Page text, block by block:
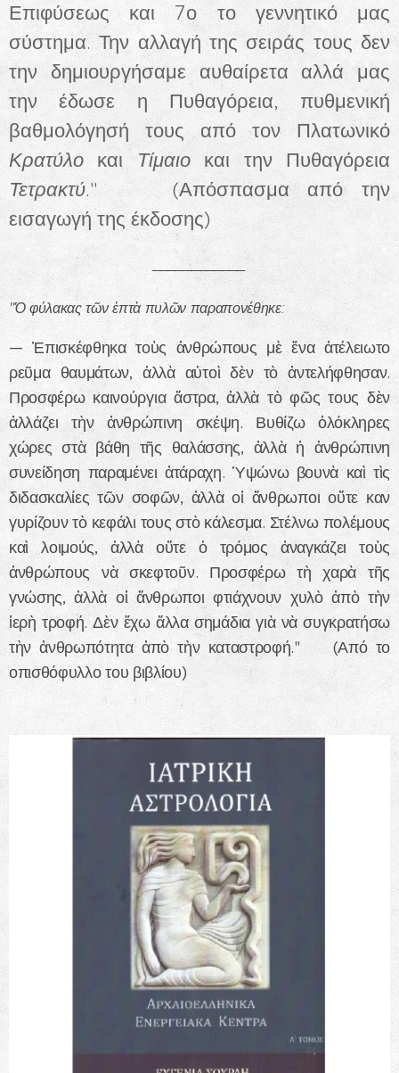
Επιφύσεως και 7ο το γεννητικό μας
σύστημα. Την αλλαγή της σειράς τους δεν
την δημιουργήσαμε αυθαίρετα αλλά μας
την έδωσε η Πυθαγόρεια, πυθμενική
βαθμολόγησή τους από τον Πλατωνικό
Κρατύλο και Τίμαιοκαι την Πυθαγόρεια
Τετρακτύ." (Απόσπασμα από την
εισαγωγή της έκδοσης)
____________
"Ὁ φύλακας τῶν ἑπτὰ πυλῶν παραπονέθηκε:
— Ἐπισκέφθηκα τοὺς ἀνθρώπους μὲ ἕνα ἀτέλειωτο
ρεῦμα θαυμάτων, ἀλλὰ αὐτοὶ δὲν τὸ ἀντελήφθησαν.
Προσφέρω καινούργια ἄστρα, ἀλλὰ τὸ φῶς τους δὲν
ἀλλάζει τὴν ἀνθρώπινη σκέψη. Βυθίζω ὁλόκληρες
χώρες στὰ βάθη τῆς θαλάσσης, ἀλλὰ ἡ ἀνθρώπινη
συνείδηση παραμένει ἀτάραχη. Ὑψώνω βουνὰ καὶ τὶς
διδασκαλίες τῶν σοφῶν, ἀλλὰ οἱ ἄνθρωποι οὔτε καν
γυρίζουν τὸ κεφάλι τους στὸ κάλεσμα. Στέλνω πολέμους
καὶ λοιμούς, ἀλλὰ οὔτε ὁ τρόμος ἀναγκάζει τοὺς
ἀνθρώπους νὰ σκεφτοῦν. Προσφέρω τὴ χαρὰ τῆς
γνώσης, ἀλλὰ οἱ ἄνθρωποι φτιάχνουν χυλὸ ἀπὸ τὴν
ἱερὴ τροφή. Δὲν ἔχω ἄλλα σημάδια γιὰ νὰ συγκρατήσω
τὴν ἀνθρωπότητα ἀπὸ τὴν καταστροφή." (Από το
οπισθόφυλλο του βιβλίου)